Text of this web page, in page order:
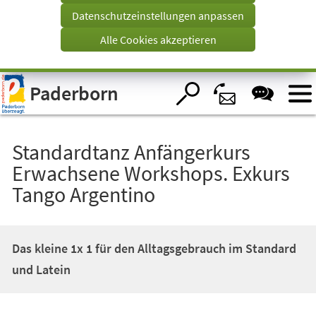
Visuelle
Assistenzsoftware
öffnen.
Tab)
Datenschutzeinstellungen anpassen
Alle Cookies akzeptieren
Paderborn
Standardtanz Anfängerkurs
Erwachsene Workshops. Exkurs
Tango Argentino
Das kleine 1x 1 für den Alltagsgebrauch im Standard
und Latein